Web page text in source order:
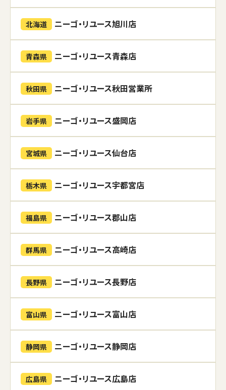
北海道 ニーゴ・リユース旭川店
青森県 ニーゴ・リユース青森店
秋田県 ニーゴ・リユース秋田営業所
岩手県 ニーゴ・リユース盛岡店
宮城県 ニーゴ・リユース仙台店
栃木県 ニーゴ・リユース宇都宮店
福島県 ニーゴ・リユース郡山店
群馬県 ニーゴ・リユース高崎店
長野県 ニーゴ・リユース長野店
富山県 ニーゴ・リユース富山店
静岡県 ニーゴ・リユース静岡店
広島県 ニーゴ・リユース広島店